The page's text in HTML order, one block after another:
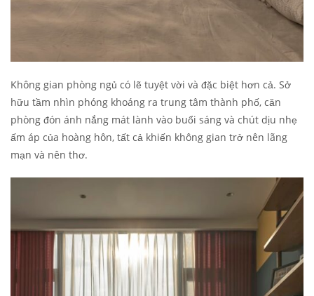
Không gian phòng ngủ có lẽ tuyệt vời và đặc biệt hơn cả. Sở
hữu tầm nhìn phóng khoáng ra trung tâm thành phố, căn
phòng đón ánh nắng mát lành vào buổi sáng và chút dịu nhẹ
ấm áp của hoàng hôn, tất cả khiến không gian trở nên lãng
mạn và nên thơ.